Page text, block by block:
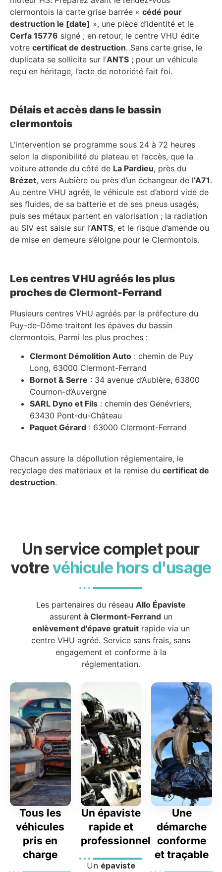
clermontois la carte grise barrée « cédé pour
destruction le [date] », une pièce d’identité et le
Cerfa 15776 signé ; en retour, le centre VHU édite
votre certificat de destruction. Sans carte grise, le
duplicata se sollicite sur l’ANTS ; pour un véhicule
reçu en héritage, l’acte de notoriété fait foi.
Délais et accès dans le bassin
clermontois
L’intervention se programme sous 24 à 72 heures
selon la disponibilité du plateau et l’accès, que la
voiture attende du côté de La Pardieu, près du
Brézet, vers Aubière ou près d’un échangeur de l’A71.
Au centre VHU agréé, le véhicule est d’abord vidé de
ses fluides, de sa batterie et de ses pneus usagés,
puis ses métaux partent en valorisation ; la radiation
au SIV est saisie sur l’ANTS, et le risque d’amende ou
de mise en demeure s’éloigne pour le Clermontois.
Les centres VHU agréés les plus
proches de Clermont-Ferrand
Plusieurs centres VHU agréés par la préfecture du
Puy-de-Dôme traitent les épaves du bassin
clermontois. Parmi les plus proches :
Clermont Démolition Auto : chemin de Puy
Long, 63000 Clermont-Ferrand
Bornot & Serre : 34 avenue d’Aubière, 63800
Cournon-d’Auvergne
SARL Dyno et Fils : chemin des Genévriers,
63430 Pont-du-Château
Paquet Gérard : 63000 Clermont-Ferrand
Chacun assure la dépollution réglementaire, le
recyclage des matériaux et la remise du certificat de
destruction.
Un service complet pour
votrevéhicule hors d'usage
Les partenaires du réseau Allo Épaviste
assurent à Clermont-Ferrandun
enlèvement d'épave gratuitrapide via un
centre VHU agréé. Service sans frais, sans
engagement et conforme à la
réglementation.
Tous les
véhicules
pris en
charge
Un épaviste
rapide et
professionnel
Un épaviste
Une
démarche
conforme
et traçable